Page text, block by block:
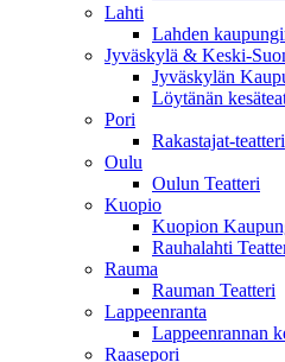
Lahti
Lahden
Jyväskylä & Keski-
Jyväskylän
Löytänän
Pori
Rakastajat-teatteri
Oulu
Oulun Teatteri
Kuopio
Kuopion
Rauhalahti
Rauma
Rauman Teatteri
Lappeenranta
Lappeenrannan
Raasepori